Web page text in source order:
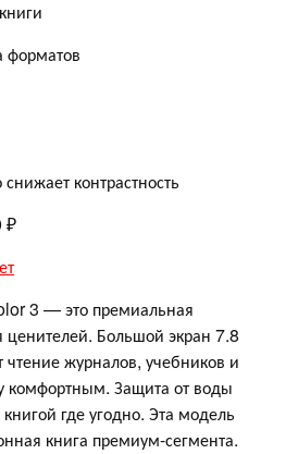
форматов
контрастность
₽
3 — это премиальная
ценителей. Большой экран 7.8
журналов, учебников и
комфортным. Защита от воды
где угодно. Эта модель
книга премиум-сегмента.